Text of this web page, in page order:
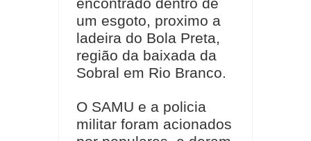
um esgoto, proximo a
ladeira do Bola Preta,
região da baixada da
Sobral em Rio Branco.
O SAMU e a policia
militar foram acionados